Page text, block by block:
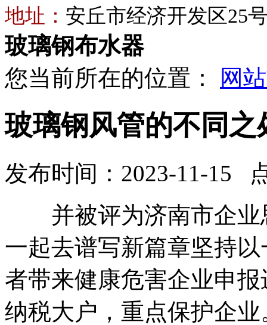
地址： 安丘市经济开发区25
玻璃钢布水器
您当前所在的位置：
网
玻璃钢风管的不同之
发布时间：2023-11-15
并被评为济南市企业
一起去谱写新篇章坚持
者带来健康危害企业申
纳税大户，重点保护企